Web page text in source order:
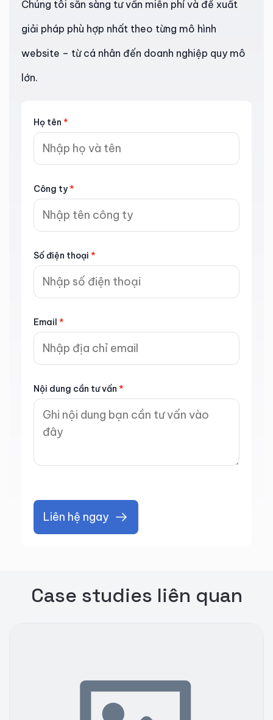
Chúng tôi sẵn sàng tư vấn miễn phí và đề xuất
giải pháp phù hợp nhất theo từng mô hình
website – từ cá nhân đến doanh nghiệp quy mô
lớn.
Họ tên *
Công ty*
Số điện thoại *
Email *
Nội dung cần tư vấn *
Liên hệ ngay
Case studies liên quan